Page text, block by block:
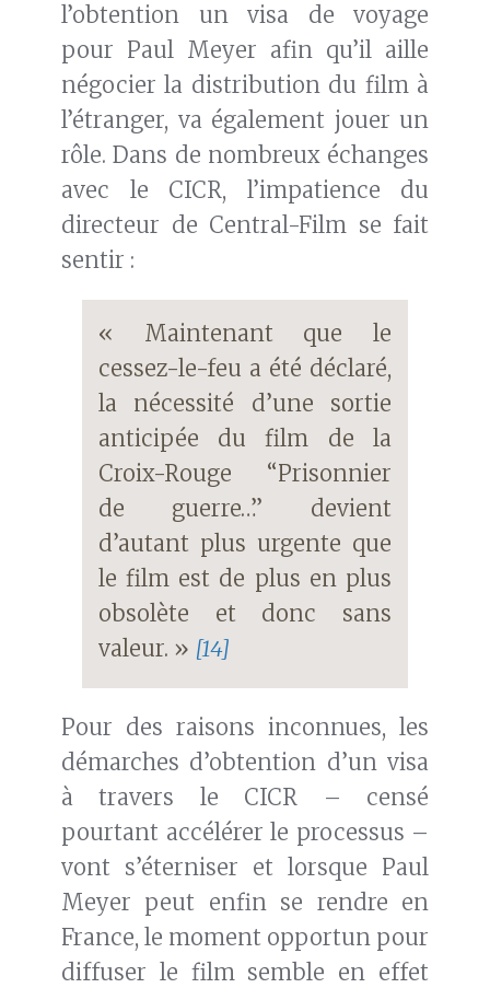
l’obtention un visa de voyage
pour Paul Meyer afin qu’il aille
négocier la distribution du film à
l’étranger, va également jouer un
rôle. Dans de nombreux échanges
avec le CICR, l’impatience du
directeur de Central-Film se fait
sentir :
« Maintenant que le
cessez-le-feu a été déclaré,
la nécessité d’une sortie
anticipée du film de la
Croix-Rouge “Prisonnier
de guerre…” devient
d’autant plus urgente que
le film est de plus en plus
obsolète et donc sans
valeur. » [14]
Pour des raisons inconnues, les
démarches d’obtention d’un visa
à travers le CICR – censé
pourtant accélérer le processus –
vont s’éterniser et lorsque Paul
Meyer peut enfin se rendre en
France, le moment opportun pour
diffuser le film semble en effet